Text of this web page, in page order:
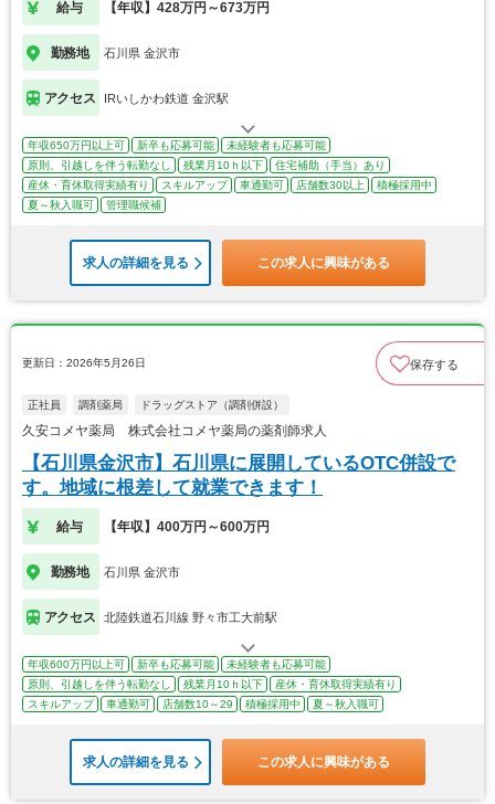
給与 【年収】428万円～673万円
勤務地 石川県 金沢市
アクセス IRいしかわ鉄道 金沢駅
年収650万円以上可 新卒も応募可能
未経験者も応募可能
原則、引越しを伴う転勤なし
残業月10ｈ以下
住宅補助（手当）あり
産休・育休取得実績有り
スキルアップ 車通勤可 店舗数30以上
積極採用中
夏～秋入職可
管理職候補
求人の詳細を見る この求人に興味がある
更新日：2026年5月26日 保存する
正社員 調剤薬局 ドラッグストア（調剤併設）
久安コメヤ薬局 株式会社コメヤ薬局の薬剤師求人
【石川県金沢市】石川県に展開しているOTC併設で
す。地域に根差して就業できます！
給与 【年収】400万円～600万円
勤務地 石川県 金沢市
アクセス 北陸鉄道石川線 野々市工大前駅
年収600万円以上可 新卒も応募可能
未経験者も応募可能
原則、引越しを伴う転勤なし
残業月10ｈ以下
産休・育休取得実績有り
スキルアップ
車通勤可 店舗数10～29 積極採用中 夏～秋入職可
求人の詳細を見る この求人に興味がある